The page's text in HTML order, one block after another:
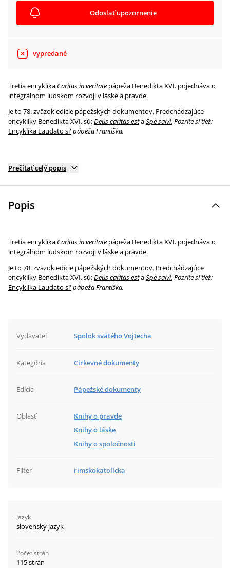
Odoslať upozornenie
vypredané
Tretia encyklika Caritas in veritate pápeža Benedikta XVI. pojednáva o
integrálnom ľudskom rozvoji v láske a pravde.
Je to 78. zväzok edície pápežských dokumentov. Predchádzajúce
encykliky Benedikta XVI. sú:Deus caritas estaSpe salvi. Pozrite si tiež:
Encyklika Laudato si' pápeža Františka.
Prečítať celý popis
Popis
Tretia encyklika Caritas in veritate pápeža Benedikta XVI. pojednáva o
integrálnom ľudskom rozvoji v láske a pravde.
Je to 78. zväzok edície pápežských dokumentov. Predchádzajúce
encykliky Benedikta XVI. sú:Deus caritas estaSpe salvi. Pozrite si tiež:
Encyklika Laudato si' pápeža Františka.
Vydavateľ Spolok svätého Vojtecha
Kategória Cirkevné dokumenty
Edícia Pápežské dokumenty
Oblasť
Knihy o pravde
Knihy o láske
Knihy o spoločnosti
Filter rímskokatolícka
Jazyk
slovenský jazyk
Počet strán
115 strán